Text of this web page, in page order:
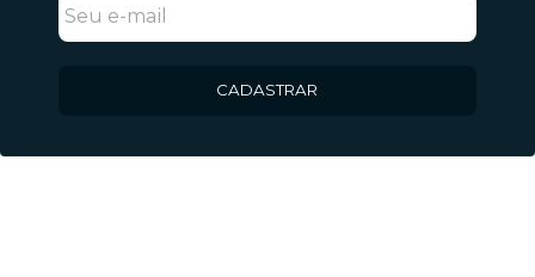
CADASTRAR